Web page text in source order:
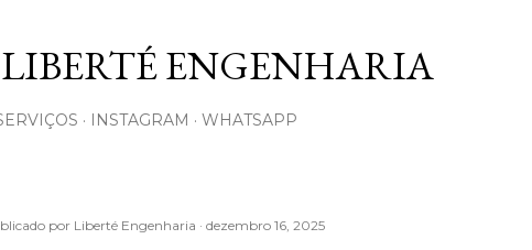
ENGENHARIA
INSTAGRAM WHATSAPP
por Liberté Engenharia dezembro 16, 2025